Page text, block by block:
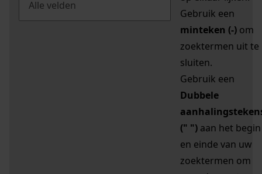
Gebruik een
minteken (-) om
zoektermen uit te
sluiten.
Gebruik een
Dubbele
(" ") aan het begin
en einde van uw
zoektermen om